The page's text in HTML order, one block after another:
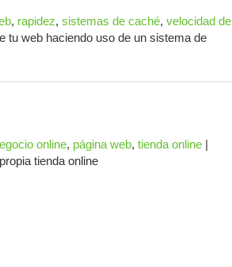
, rapidez, sistemas de caché, velocidad de
tu web haciendo uso de un sistema de
online, página web, tienda online |
tienda online